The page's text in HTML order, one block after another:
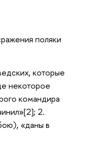
поляки
которые
некоторое
командира
2.
«даны в